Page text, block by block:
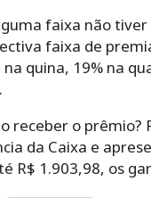
faixa não
faixa de
quina, 19% na
receber o prêmio?
da Caixa e
R$ 1.903,98, os